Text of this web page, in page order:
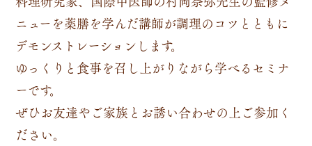
ニューを薬膳を学んだ講師が調理のコツとともに
デモンストレーションします。
ゆっくりと食事を召し上がりながら学べるセミナ
ーです。
ぜひお友達やご家族とお誘い合わせの上ご参加く
ださい。